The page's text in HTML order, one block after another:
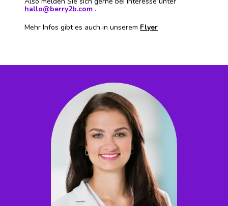
hallo@berry2b.com .
Mehr Infos gibt es auch in unserem Flyer